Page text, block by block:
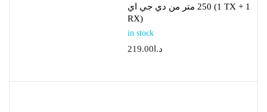
250 متر من دي جي اي (1 TX + 1
RX)
in stock
د.ا 219.00